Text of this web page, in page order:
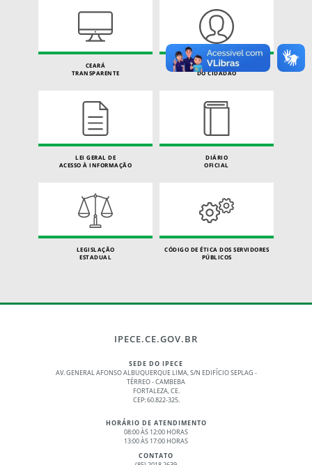
CEARÁ
TRANSPARENTE
CARTA DE SERVIÇOS
DO CIDADÃO
LEI GERAL DE
ACESSO À INFORMAÇÃO
DIÁRIO
OFICIAL
LEGISLAÇÃO
ESTADUAL
CÓDIGO DE ÉTICA DOS SERVIDORES
PÚBLICOS
IPECE.CE.GOV.BR
SEDE DO IPECE
AV. GENERAL AFONSO ALBUQUERQUE LIMA, S/N EDIFÍCIO SEPLAG -
TÉRREO - CAMBEBA
FORTALEZA, CE.
CEP: 60.822-325.
HORÁRIO DE ATENDIMENTO
08:00 ÀS 12:00 HORAS
13:00 ÀS 17:00 HORAS
CONTATO